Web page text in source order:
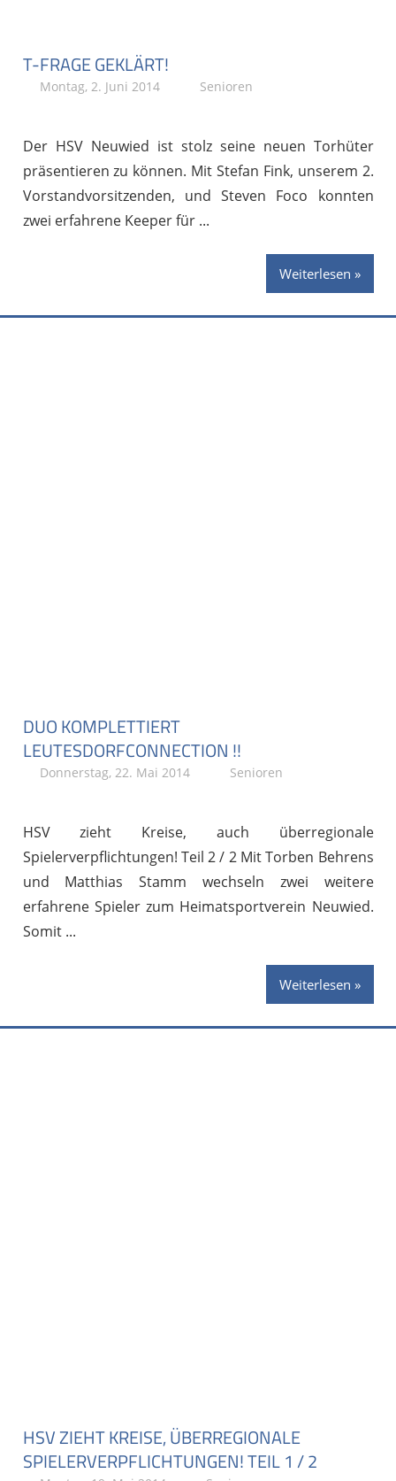
T-FRAGE GEKLÄRT!
Montag, 2. Juni 2014 Stephan P.
Senioren
Der HSV Neuwied ist stolz seine neuen Torhüter
präsentieren zu können. Mit Stefan Fink, unserem 2.
Vorstandvorsitzenden, und Steven Foco konnten
zwei erfahrene Keeper für
Weiterlesen
DUO KOMPLETTIERT
LEUTESDORFCONNECTION !!
Donnerstag, 22. Mai 2014 Stephan P.
Senioren
HSV zieht Kreise, auch überregionale
Spielerverpflichtungen! Teil 2 / 2 Mit Torben Behrens
und Matthias Stamm wechseln zwei weitere
erfahrene Spieler zum Heimatsportverein Neuwied.
Somit
Weiterlesen
HSV ZIEHT KREISE, ÜBERREGIONALE
SPIELERVERPFLICHTUNGEN! TEIL 1 / 2